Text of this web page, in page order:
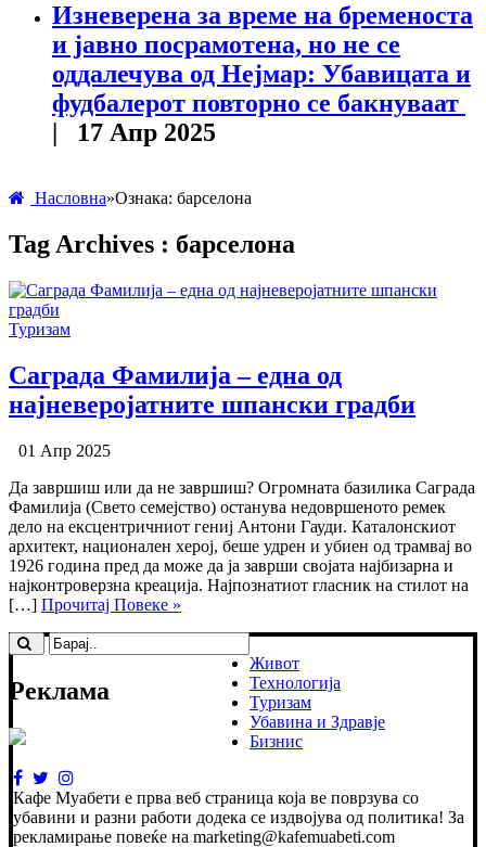
Изневерена за време на бременоста
и јавно посрамотена, но не се
оддалечува од Нејмар: Убавицата и
фудбалерот повторно се бакнуваат
| 17 Апр 2025
Насловна»Ознака: барселона
Tag Archives : барселона
Туризам
Саграда Фамилија – една од
најневеројатните шпански градби
01 Апр 2025
Да завршиш или да не завршиш? Огромната базилика Саграда
Фамилија (Свето семејство) останува недовршеното ремек
дело на ексцентричниот гениј Антони Гауди. Каталонскиот
архитект, национален херој, беше удрен и убиен од трамвај во
1926 година пред да може да ја заврши својата најбизарна и
најконтроверзна креација. Најпознатиот гласник на стилот на
[…] Прочитај Повеке »
Реклама
Живот
Технологија
Туризам
Убавина и Здравје
Бизнис
Кафе Муабети е прва веб страница која ве поврзува со
убавини и разни работи додека се издвојува од политика! За
рекламирање повеќе на marketing@kafemuabeti.com